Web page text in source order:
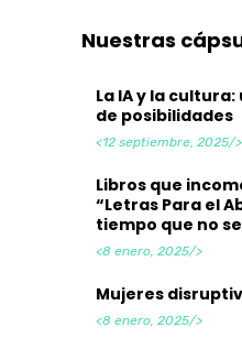
Nuestras
La IA y la
de posibilidades
<12 septiembre, 2025/>
Libros que
“Letras Para el
tiempo que no
<8 enero, 2025/>
Mujeres
<8 enero, 2025/>